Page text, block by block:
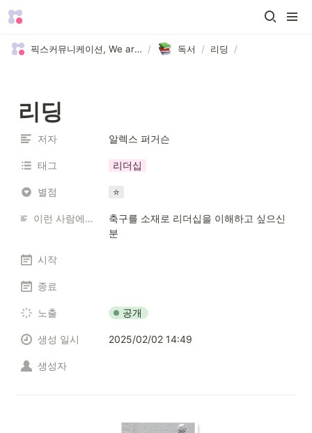
픽스커뮤니케이션, We are Picks 😄 / 독서 / 리딩 /
리딩
저자 알렉스 퍼거슨
태그 리더십
별점 ⭐
이런 사람에게 추천해요
축구를 소재로 리더십을 이해하고 싶으신
분
시작
종료
노출 공개
생성 일시 2025/02/02 14:49
생성자